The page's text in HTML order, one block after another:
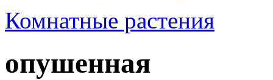
Комнатные растения
опушенная